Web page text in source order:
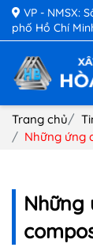
VP - NMSX:
phố Hồ Chí
Trang chủ
Những ứng